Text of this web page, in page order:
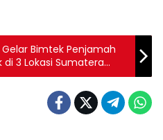
Gelar Bimtek Penjamah
3 Lokasi Sumatera